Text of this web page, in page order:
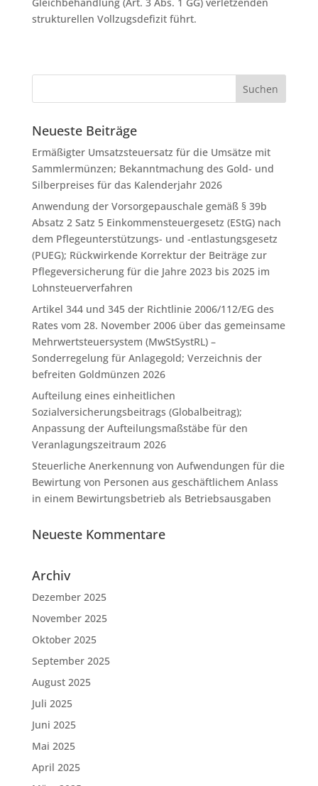
strukturellen Vollzugsdefizit führt.
Neueste Beiträge
Ermäßigter Umsatzsteuersatz für die Umsätze mit
Sammlermünzen; Bekanntmachung des Gold- und
Silberpreises für das Kalenderjahr 2026
Anwendung der Vorsorgepauschale gemäß § 39b
Absatz 2 Satz 5 Einkommensteuergesetz (EStG) nach
dem Pflegeunterstützungs- und -entlastungsgesetz
(PUEG); Rückwirkende Korrektur der Beiträge zur
Pflegeversicherung für die Jahre 2023 bis 2025 im
Lohnsteuerverfahren
Artikel 344 und 345 der Richtlinie 2006/112/EG des
Rates vom 28. November 2006 über das gemeinsame
Mehrwertsteuersystem (MwStSystRL) –
Sonderregelung für Anlagegold; Verzeichnis der
befreiten Goldmünzen 2026
Aufteilung eines einheitlichen
Sozialversicherungsbeitrags (Globalbeitrag);
Anpassung der Aufteilungsmaßstäbe für den
Veranlagungszeitraum 2026
Steuerliche Anerkennung von Aufwendungen für die
Bewirtung von Personen aus geschäftlichem Anlass
in einem Bewirtungsbetrieb als Betriebsausgaben
Neueste Kommentare
Archiv
Dezember 2025
November 2025
Oktober 2025
September 2025
August 2025
Juli 2025
Juni 2025
Mai 2025
April 2025